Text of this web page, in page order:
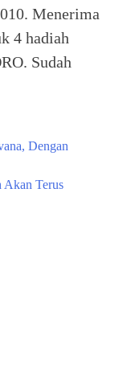
Menerima
4 hadiah
Sudah
Dengan
Akan Terus